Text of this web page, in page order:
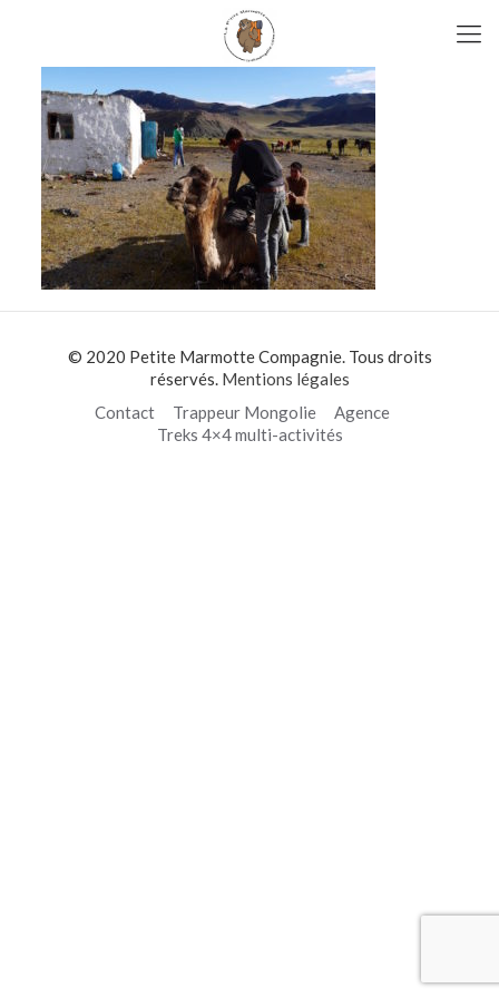
© 2020 Petite Marmotte Compagnie. Tous droits
réservés. Mentions légales
Contact
Trappeur Mongolie
Agence
Treks 4×4 multi-activités